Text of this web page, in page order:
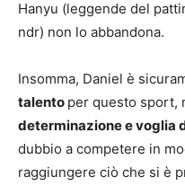
Hanyu (leggende del
ndr) non lo abbandona.
Insomma, Daniel è
talento per questo sport,
determinazione e voglia
dubbio a competere in
raggiungere ciò che si è